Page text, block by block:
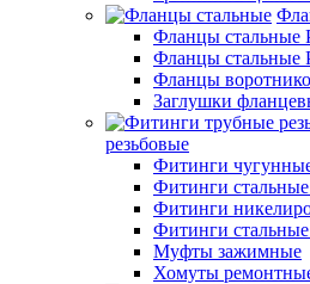
Фланцы стальные
Фланцы стальные
Фланцы
Заглушки
резьбовые
Фитинги
Фитинги стальные
Фитинги
Фитинги
Муфты зажимные
Хомуты